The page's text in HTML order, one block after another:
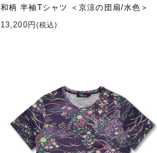
和柄 半袖Tシャツ ＜京涼の団扇/水色＞
13,200円 (税込)